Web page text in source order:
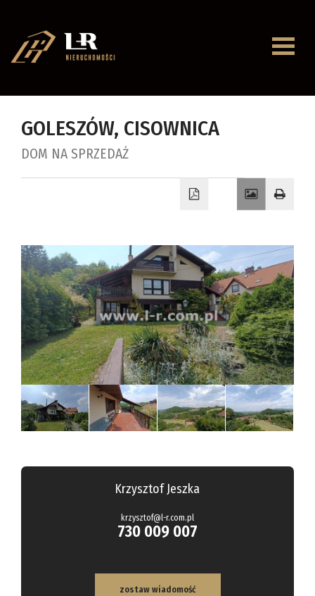
Dzialki
Lokale
Hale
Obiekty
Notatnik
GOLESZÓW, CISOWNICA
DOM NA SPRZEDAŻ
Krzysztof Jeszka
krzysztof@l-r.com.pl
730 009 007
zostaw wiadomość